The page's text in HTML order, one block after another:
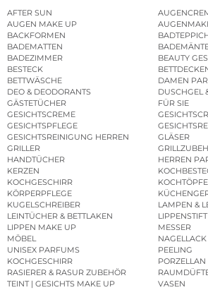
AFTER SUN
AUGEN MAKE UP
BACKFORMEN
BADEMATTEN
BADEZIMMER
BEAUTY
BESTECK
BETTWÄSCHE
DAMEN
DEO & DEODORANTS
DUSCHGEL
GÄSTETÜCHER
FÜR SIE
GESICHTSCREME
GESICHTSPFLEGE
GESICHTSREINIGUNG HERREN
GLÄSER
GRILLER
HANDTÜCHER
HERREN
KERZEN
KOCHGESCHIRR
KOCHTÖPFE
KÖRPERPFLEGE
KUGELSCHREIBER
LAMPEN &
LEINTÜCHER & BETTLAKEN
LIPPENSTIFT
LIPPEN MAKE UP
MESSER
MÖBEL
NAGELLACK
UNISEX PARFUMS
PEELING
KOCHGESCHIRR
PORZELLAN
RASIERER & RASUR ZUBEHÖR
TEINT | GESICHTS MAKE UP
VASEN